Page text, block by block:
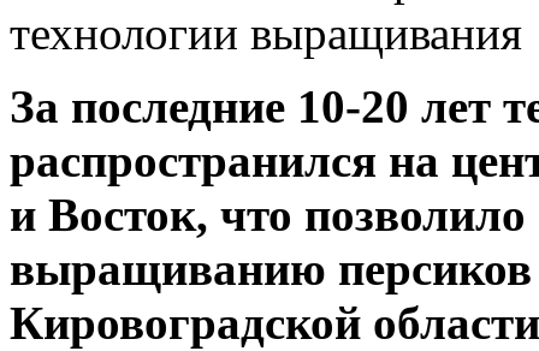
За последние 10-20 лет
распространился на
и Восток, что
выращиванию персиков
Кировоградской